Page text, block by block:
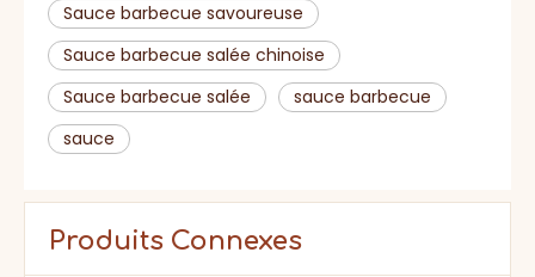
Sauce barbecue savoureuse
Sauce barbecue salée chinoise
Sauce barbecue salée
sauce barbecue
sauce
Produits Connexes